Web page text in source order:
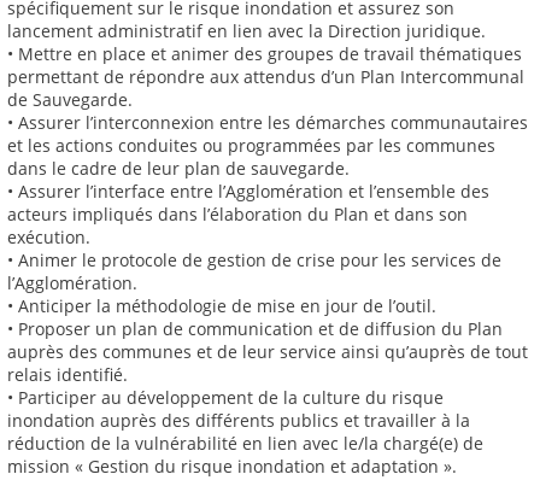
spécifiquement sur le risque inondation et assurez son
lancement administratif en lien avec la Direction juridique.
• Mettre en place et animer des groupes de travail thématiques
permettant de répondre aux attendus d’un Plan Intercommunal
de Sauvegarde.
• Assurer l’interconnexion entre les démarches communautaires
et les actions conduites ou programmées par les communes
dans le cadre de leur plan de sauvegarde.
• Assurer l’interface entre l’Agglomération et l’ensemble des
acteurs impliqués dans l’élaboration du Plan et dans son
exécution.
• Animer le protocole de gestion de crise pour les services de
l’Agglomération.
• Anticiper la méthodologie de mise en jour de l’outil.
• Proposer un plan de communication et de diffusion du Plan
auprès des communes et de leur service ainsi qu’auprès de tout
relais identifié.
• Participer au développement de la culture du risque
inondation auprès des différents publics et travailler à la
réduction de la vulnérabilité en lien avec le/la chargé(e) de
mission « Gestion du risque inondation et adaptation ».